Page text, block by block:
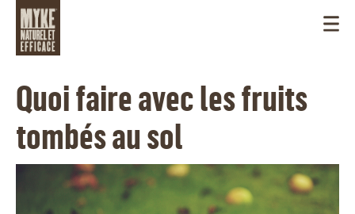
Quoi faire avec les fruits
tombés au sol